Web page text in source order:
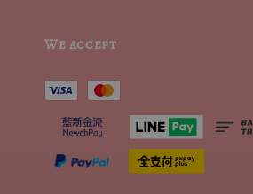
We accept